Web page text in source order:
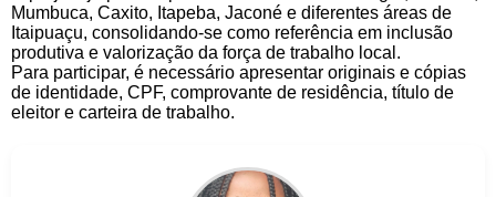
Mumbuca, Caxito, Itapeba, Jaconé e diferentes áreas de
Itaipuaçu, consolidando-se como referência em inclusão
produtiva e valorização da força de trabalho local.
Para participar, é necessário apresentar originais e cópias
de identidade, CPF, comprovante de residência, título de
eleitor e carteira de trabalho.